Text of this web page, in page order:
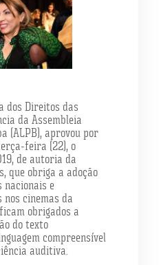
dos Direitos das
da Assembleia
(ALPB), aprovou por
feira (22), o
de autoria da
que obriga a adoção
nacionais e
cinemas da
obrigados a
do texto
compreensível
auditiva.